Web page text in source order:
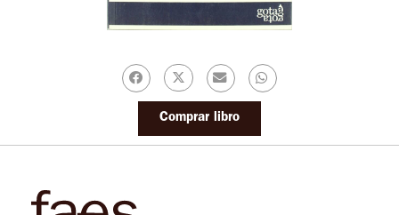
Comprar libro